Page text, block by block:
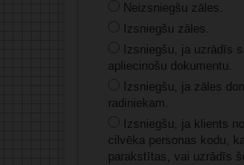
Neizsniegšu zāles.
Izsniegšu zāles.
Izsniegšu, ja uzrādīs
apliecinošu dokumentu.
Izsniegšu, ja zāles
radiniekam.
Izsniegšu, ja klients
cilvēka personas kodu,
parakstītas, vai uzrādīs